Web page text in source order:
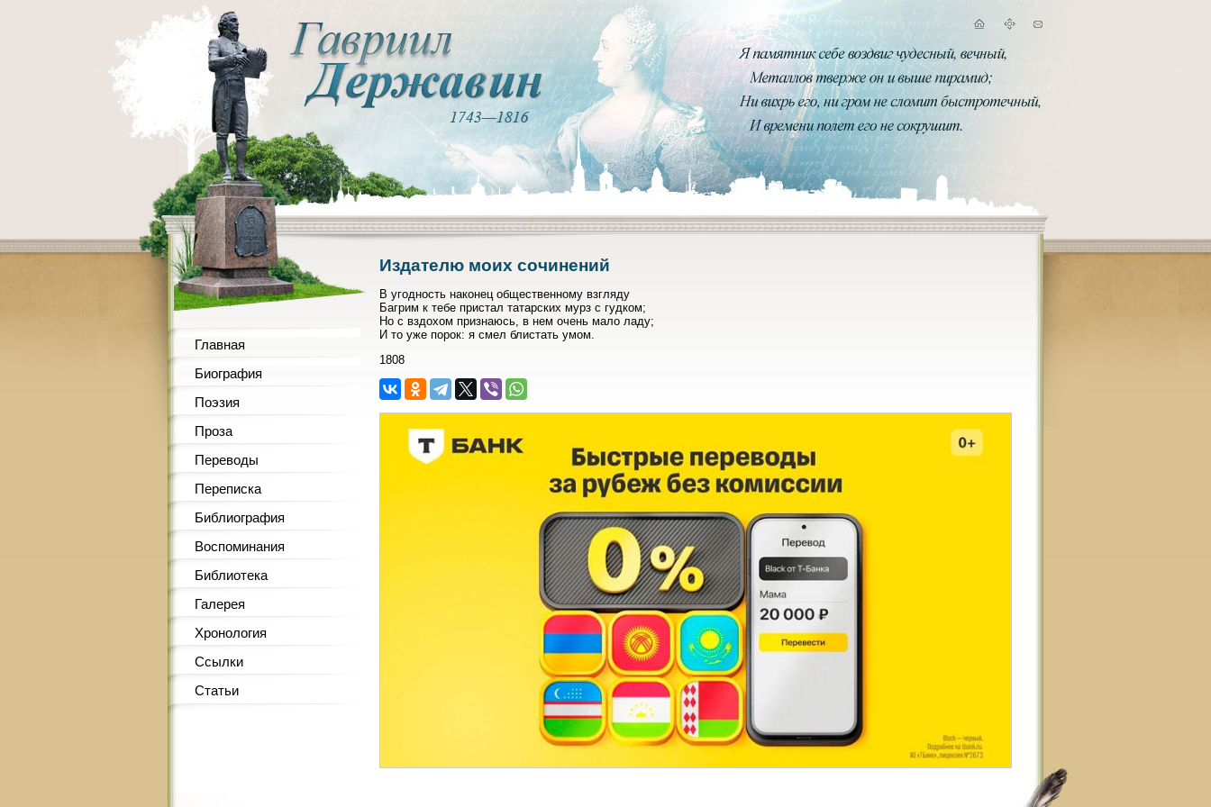
Главная
Биография
Поэзия
Проза
Переводы
Переписка
Библиография
Воспоминания
Библиотека
Галерея
Хронология
Ссылки
Статьи
Издателю моих сочинений
В угодность наконец общественному взгляду
Багрим к тебе пристал татарских мурз с гудком;
Но с вздохом признаюсь, в нем очень мало ладу;
И то уже порок: я смел блистать умом.
1808